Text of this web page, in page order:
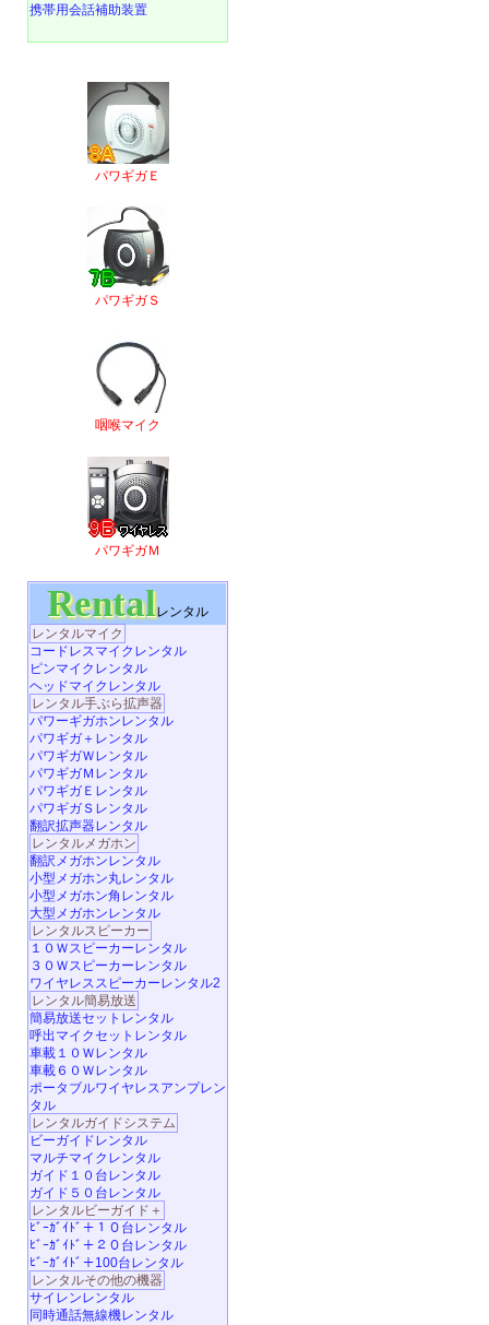
携帯用会話補助装置
パワギガＥ
パワギガＳ
咽喉マイク
パワギガＭ
Rentalレンタル
レンタルマイク
コードレスマイクレンタル
ピンマイクレンタル
ヘッドマイクレンタル
レンタル手ぶら拡声器
パワーギガホンレンタル
パワギガ＋レンタル
パワギガＷレンタル
パワギガＭレンタル
パワギガＥレンタル
パワギガＳレンタル
翻訳拡声器レンタル
レンタルメガホン
翻訳メガホンレンタル
小型メガホン丸レンタル
小型メガホン角レンタル
大型メガホンレンタル
レンタルスピーカー
１０Ｗスピーカーレンタル
３０Ｗスピーカーレンタル
ワイヤレススピーカーレンタル2
レンタル簡易放送
簡易放送セットレンタル
呼出マイクセットレンタル
車載１０Ｗレンタル
車載６０Ｗレンタル
ポータブルワイヤレスアンプレン
タル
レンタルガイドシステム
ビーガイドレンタル
マルチマイクレンタル
ガイド１０台レンタル
ガイド５０台レンタル
レンタルビーガイド＋
ﾋﾞｰｶﾞｲﾄﾞ＋１０台レンタル
ﾋﾞｰｶﾞｲﾄﾞ＋２０台レンタル
ﾋﾞｰｶﾞｲﾄﾞ＋100台レンタル
レンタルその他の機器
サイレンレンタル
同時通話無線機レンタル